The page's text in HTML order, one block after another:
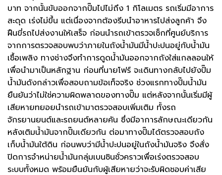
บาท จากนั้นขับออกจากปั๊มไปไม่ถึง 1 กิโลเมตร รถเริ่มมีอาการ
สะดุด เร่งไม่ขึ้น แต่เนื่องจากต้องรีบนำอาหารไปส่งลูกค้า จึง
ฝืนขี่รถไปส่งงานให้เสร็จ ก่อนนำรถเข้าตรวจเช็กที่ศูนย์บริการ
จากการตรวจสอบพบว่าภายในถังน้ำมันมีน้ำปะปนอยู่กับน้ำมัน
เชื้อเพลิง ทางช่างจึงทำการดูดน้ำมันออกจากถังใส่แกลลอนให้
เพื่อนำมาเป็นหลักฐาน ก่อนที่นายโฟร์ จะเดินทางกลับไปยังปั๊ม
น้ำมันดังกล่าวเพื่อสอบถามข้อเท็จจริง ช่วงแรกทางปั๊มน้ำมัน
ยืนยันว่าไม่ใช่ความผิดพลาดของทางปั๊ม แต่หลังจากนั้นเริ่มมีผู้
เสียหายทยอยนำรถเข้ามาตรวจสอบเพิ่มเติม ทั้งรถ
จักรยานยนต์และรถยนต์หลายคัน ซึ่งมีอาการลักษณะเดียวกัน
หลังเติมน้ำมันจากปั๊มเดียวกัน ต่อมาทางปั๊มได้ตรวจสอบถัง
เก็บน้ำมันใต้ดิน ก่อนพบว่ามีน้ำปะปนอยู่ในถังน้ำมันจริง จึงสั่ง
ปิดการจำหน่ายน้ำมันกลุ่มเบนซินชั่วคราวเพื่อเร่งตรวจสอบ
ระบบทั้งหมด พร้อมยืนยันกับผู้เสียหายว่าจะรับผิดชอบค่าเสีย